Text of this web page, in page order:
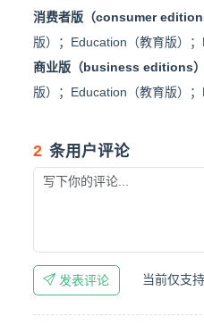
消费者版（consumer
版）；Education（教育版）
商业版（business editions）
版）；Education（教育版）
2 条用户评论
发表评论 当前仅支